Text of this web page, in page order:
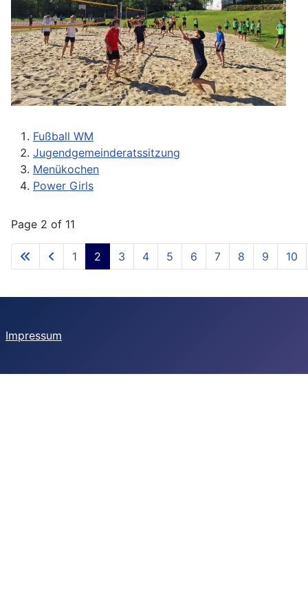
Fußball WM
Jugendgemeinderatssitzung
Menükochen
Power Girls
Page 2 of 11
1 2 3 4 5 6 7 8 9 10
Impressum